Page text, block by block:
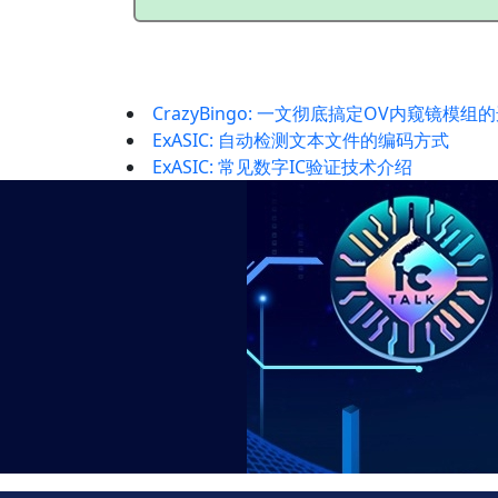
CrazyBingo: 一文彻底搞定OV内窥镜模组
ExASIC: 自动检测文本文件的编码方式
ExASIC: 常见数字IC验证技术介绍